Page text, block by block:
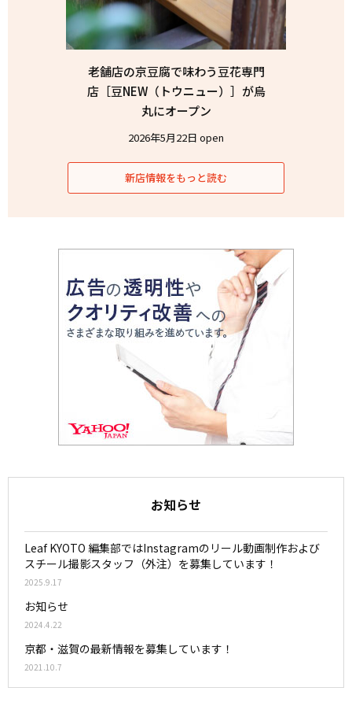
老舗店の京豆腐で味わう豆花専門
店［豆NEW（トウニュー）］が烏
丸にオープン
2026年5月22日 open
新店情報をもっと読む
お知らせ
Leaf KYOTO 編集部ではInstagramのリール動画制作および
スチール撮影スタッフ（外注）を募集しています！
2025.9.17
お知らせ
2024.4.22
京都・滋賀の最新情報を募集しています！
2021.10.7